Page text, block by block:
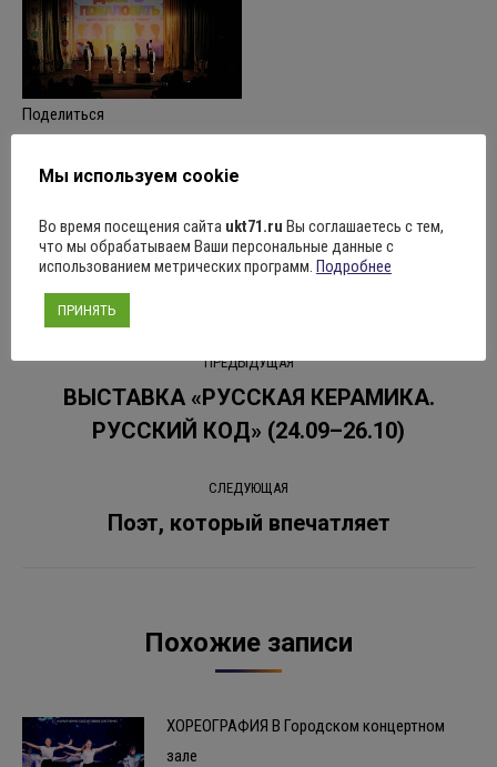
Поделиться
Рубрика:Новости 24.09.2023 Оставить комментарий
по
записям
ПРЕДЫДУЩАЯ
Предыдущая
запись:
ВЫСТАВКА «РУССКАЯ КЕРАМИКА.
РУССКИЙ КОД» (24.09–26.10)
СЛЕДУЮЩАЯ
Следующая
Поэт, который впечатляет
Похожие записи
ХОРЕОГРАФИЯ В Городском концертном
зале
Мы используем cookie
Во время посещения сайта ukt71.ru Вы соглашаетесь с тем,
что мы обрабатываем Ваши персональные данные с
использованием метрических программ. Подробнее
ПРИНЯТЬ